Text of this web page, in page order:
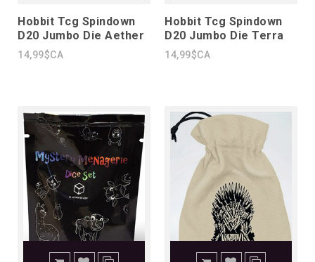
Hobbit Tcg Spindown
D20 Jumbo Die Aether
14,99$CA
Hobbit Tcg Spindown
D20 Jumbo Die Terra
14,99$CA